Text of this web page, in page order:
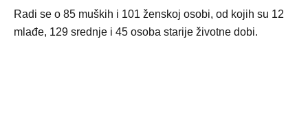
Radi se o 85 muških i 101 ženskoj osobi, od kojih su 12
mlađe, 129 srednje i 45 osoba starije životne dobi.